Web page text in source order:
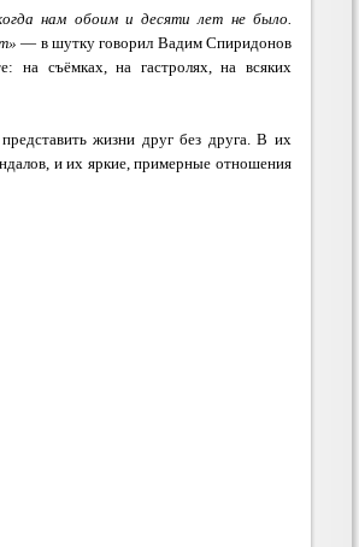
нам обоим и десяти лет не было.
— в шутку говорил Вадим Спиридонов
на съёмках, на гастролях, на всяких
жизни друг без друга. В их
и их яркие, примерные отношения